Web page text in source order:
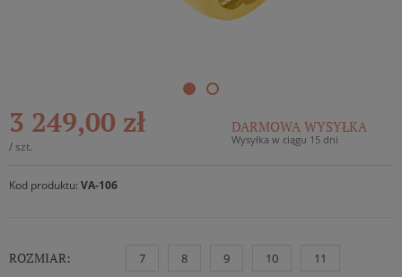
3 249,00 zł
/ szt.
DARMOWA WYSYŁKA
Wysyłka w ciągu 15 dni
Kod produktu: VA-106
ROZMIAR: 7 8 9 10 11